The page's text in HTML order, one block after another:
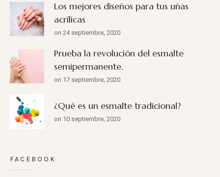
Los mejores diseños para tus uñas
acrílicas
on 24 septiembre, 2020
Prueba la revolución del esmalte
semipermanente.
on 17 septiembre, 2020
¿Qué es un esmalte tradicional?
on 10 septiembre, 2020
FACEBOOK